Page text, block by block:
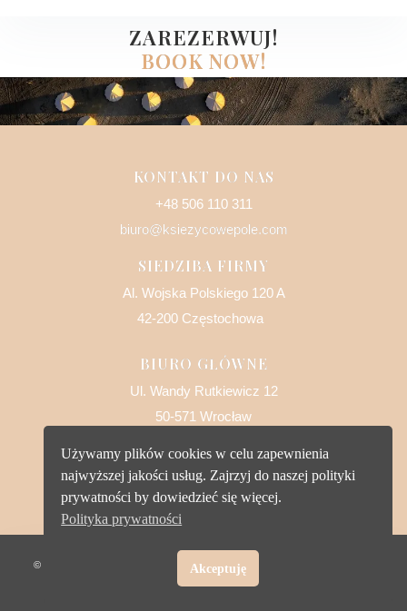
ZAREZERWUJ!
BOOK NOW!
Maximum number of entries exceeded.
KONTAKT DO NAS
+48 506 110 311
biuro@ksiezycowepole.com
SIEDZIBA FIRMY
Al. Wojska Polskiego 120 A
42-200 Częstochowa
BIURO GŁÓWNE
Ul. Wandy Rutkiewicz 12
50-571 Wrocław
© 2021 Księżycowe Pole. Zrobione z miłości. Wszelkie prawa
zastrzeżone.
Używamy plików cookies w celu zapewnienia
najwyższej jakości usług. Zajrzyj do naszej polityki
prywatności by dowiedzieć się więcej.
Polityka prywatności
Akceptuję